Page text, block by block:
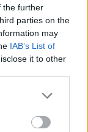
the further
parties on the
may
IAB’s List of
it to other
more Google
may click to
az RV által
méri és
helyett